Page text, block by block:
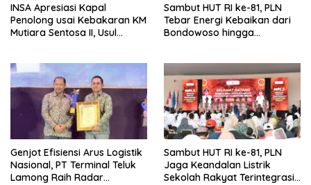
INSA Apresiasi Kapal
Penolong usai Kebakaran KM
Mutiara Sentosa II, Usul
Sambut HUT RI ke-81, PLN
Tebar Energi Kebaikan dari
Bondowoso hingga
Genjot Efisiensi Arus Logistik
Nasional, PT Terminal Teluk
Lamong Raih Radar
Sambut HUT RI ke-81, PLN
Jaga Keandalan Listrik
Sekolah Rakyat Terintegrasi 1